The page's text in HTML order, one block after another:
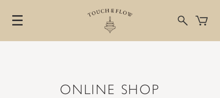
ONLINE SHOP